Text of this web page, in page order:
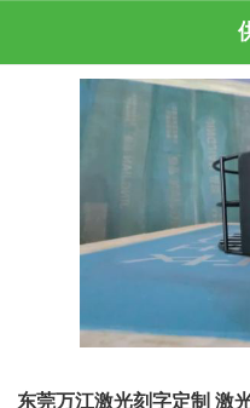
东莞万江激光刻字定制 激